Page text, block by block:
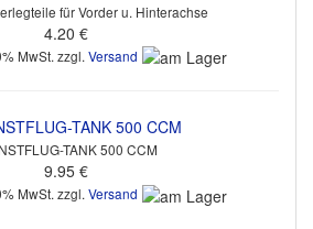
für Vorder u. Hinterachse
4.20 €
MwSt. zzgl. Versand
TANK 500 CCM
9.95 €
MwSt. zzgl.Versand